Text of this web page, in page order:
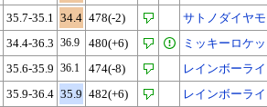
35.7-35.1 34.4 478(-2)
サトノダイヤ
34.4-36.3 36.9 480(+6)
ミッキーロケ
35.6-35.9 36.1 474(-8)
レインボーラ
35.9-36.4 35.9 482(+6)
レインボーラ